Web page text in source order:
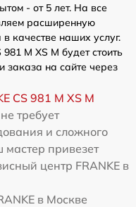
- от 5 лет. На все
расширенную
качестве наших услуг.
M XS M будет стоить
на сайте через
CS 981 M XS M
требует
и сложного
мастер привезет
центр FRANKE в
в Москве